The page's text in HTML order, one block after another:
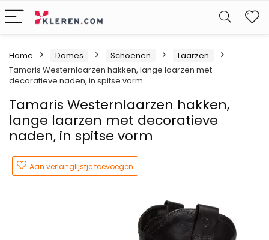
Home Dames Schoenen
Laarzen
Tamaris Westernlaarzen hakken, lange laarzen met
decoratieve naden, in spitse vorm
Tamaris Westernlaarzen hakken,
lange laarzen met decoratieve
naden, in spitse vorm
Aan verlanglijstje toevoegen